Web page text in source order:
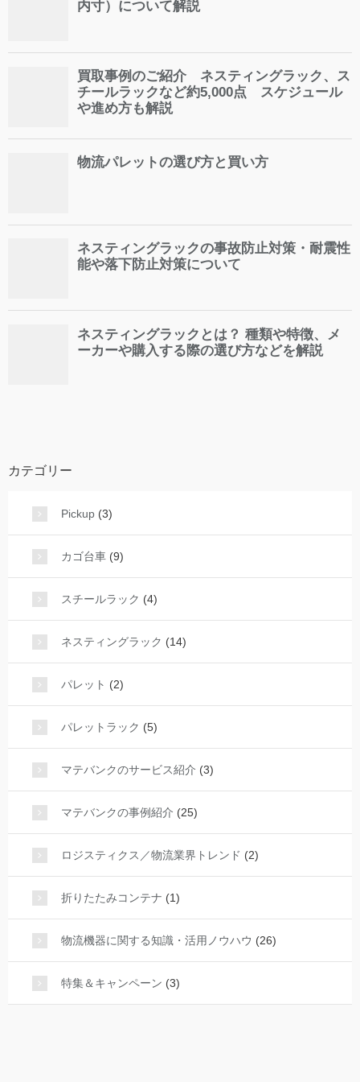
カテゴリー
Pickup (3)
カゴ台車 (9)
スチールラック (4)
ネスティングラック (14)
パレット (2)
パレットラック (5)
マテバンクのサービス紹介 (3)
マテバンクの事例紹介 (25)
ロジスティクス／物流業界トレンド (2)
折りたたみコンテナ (1)
物流機器に関する知識・活用ノウハウ (26)
特集＆キャンペーン (3)